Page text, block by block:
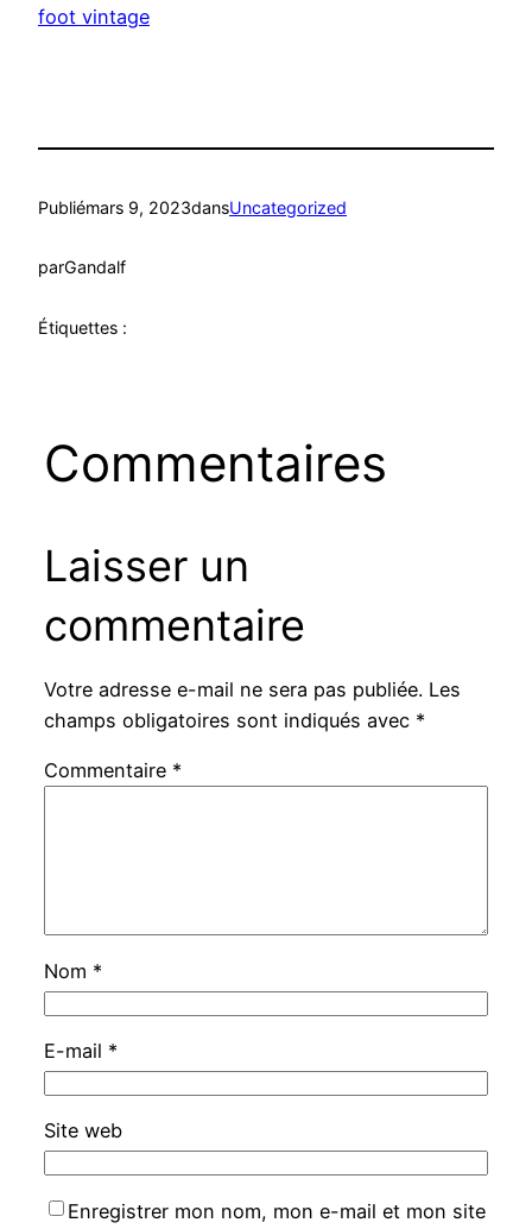
foot vintage
Publiémars 9, 2023dansUncategorized
parGandalf
Étiquettes :
Commentaires
Laisser un
commentaire
Votre adresse e-mail ne sera pas publiée. Les
champs obligatoires sont indiqués avec *
Commentaire *
Nom *
E-mail *
Site web
Enregistrer mon nom, mon e-mail et mon site